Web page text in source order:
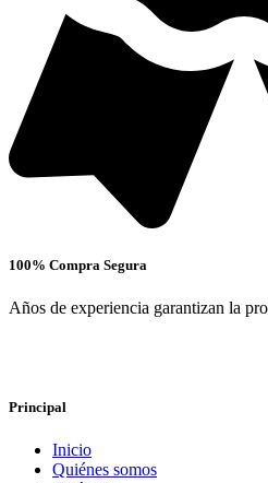
100% Compra Segura
Años de experiencia garantizan la
Principal
Inicio
Quiénes somos